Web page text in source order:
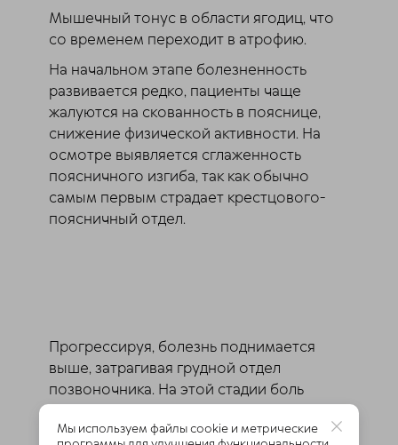
Мышечный тонус в области ягодиц, что
со временем переходит в атрофию.
На начальном этапе болезненность
развивается редко, пациенты чаще
жалуются на скованность в пояснице,
снижение физической активности. На
осмотре выявляется сглаженность
поясничного изгиба, так как обычно
самым первым страдает крестцового-
поясничный отдел.
Прогрессируя, болезнь поднимается
выше, затрагивая грудной отдел
позвоночника. На этой стадии боль
При отсутствии лечения заболевание
Мы используем файлы cookie и метрические